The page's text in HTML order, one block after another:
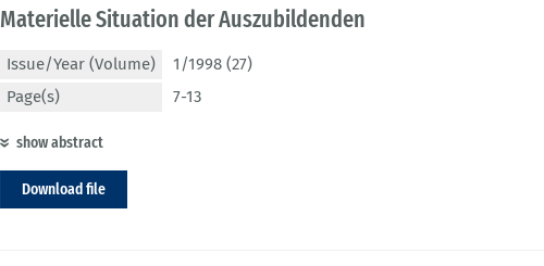
Materielle Situation der Auszubildenden
Issue/Year (Volume)
1/1998 (27)
Page(s)
7-13
show abstract
Download file